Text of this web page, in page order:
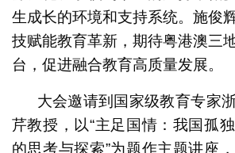
生成长的环境和支持系统。施俊
技赋能教育革新，期待粤港澳三
台，促进融合教育高质量发展。
大会邀请到国家级教育专家
芹教授，以“主足国情：我国孤
的思考与探索”为题作主题讲座